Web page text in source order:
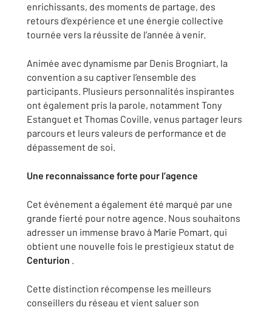
enrichissants, des moments de partage, des
retours d’expérience et une énergie collective
tournée vers la réussite de l’année à venir.
Animée avec dynamisme par Denis Brogniart, la
convention a su captiver l’ensemble des
participants. Plusieurs personnalités inspirantes
ont également pris la parole, notamment Tony
Estanguet et Thomas Coville, venus partager leurs
parcours et leurs valeurs de performance et de
dépassement de soi.
Une reconnaissance forte pour l’agence
Cet événement a également été marqué par une
grande fierté pour notre agence. Nous souhaitons
adresser un immense bravo à Marie Pomart, qui
obtient une nouvelle fois le prestigieux statut de
Centurion .
Cette distinction récompense les meilleurs
conseillers du réseau et vient saluer son